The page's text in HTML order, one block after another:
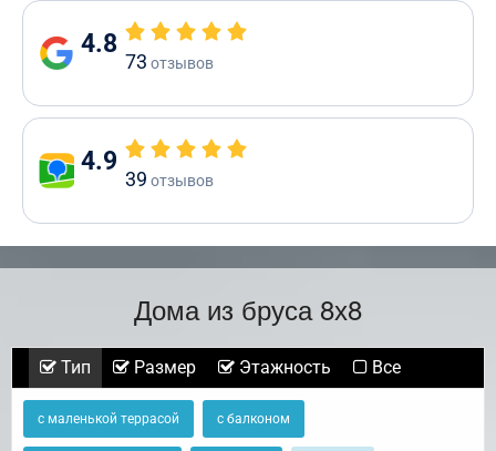
4.8
73 отзывов
4.9
39 отзывов
Дома из бруса 8х8
Тип Размер Этажность Все
с маленькой террасой с балконом